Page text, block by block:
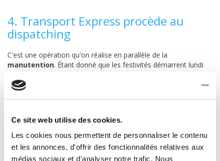
Ce site web utilise des cookies.
Les cookies nous permettent de personnaliser le contenu
et les annonces, d'offrir des fonctionnalités relatives aux
médias sociaux et d'analyser notre trafic. Nous
4. Transport Express procède au
dispatching
C'est une opération qu'on réalise en parallèle de la
manutention. Étant donné que les festivités démarrent lundi
être sûrs qu'on va mettre nos dispatcheurs les plus
expérimentés à votre disposition. Ce sont eux qui vont être
que vous nous avez confiés. Notre politique : privilégier les
trajets les plus courts et/ou les moins encombrés et opérer par
zone géographique. Tout simplement parce que c'est plus
rapide, plus économique et plus écologique !